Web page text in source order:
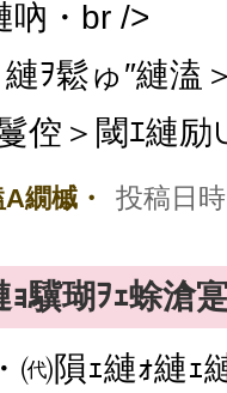
・br />
ｦ鬆ゅ″縺溘
倥＞閾ｴ縺励
繝槭・ 投稿日時
驥瑚ｦｪ蜍滄
㈹隕ｪ縺ｫ縺ｪ